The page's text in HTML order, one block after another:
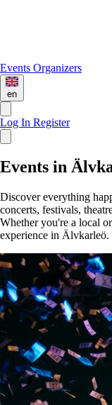
Events Organizers
en
Log In Register
Events in
Discover everything
concerts, festivals,
Whether you're a local
experience in Älvkarleö.